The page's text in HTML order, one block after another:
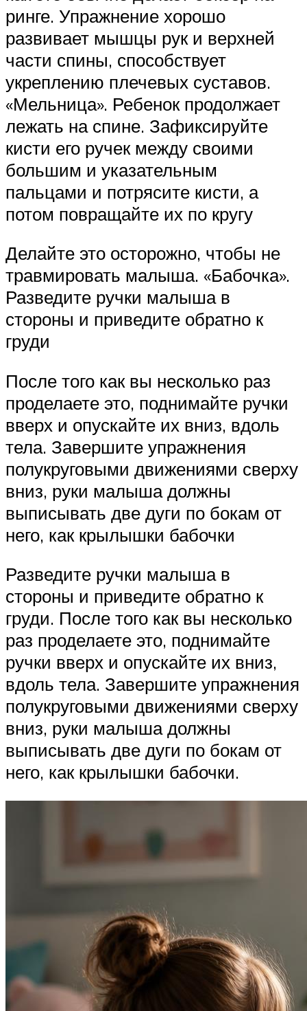
ринге. Упражнение хорошо
развивает мышцы рук и верхней
части спины, способствует
укреплению плечевых суставов.
«Мельница». Ребенок продолжает
лежать на спине. Зафиксируйте
кисти его ручек между своими
большим и указательным
пальцами и потрясите кисти, а
потом повращайте их по кругу
Делайте это осторожно, чтобы не
травмировать малыша. «Бабочка».
Разведите ручки малыша в
стороны и приведите обратно к
груди
После того как вы несколько раз
проделаете это, поднимайте ручки
вверх и опускайте их вниз, вдоль
тела. Завершите упражнения
полукруговыми движениями сверху
вниз, руки малыша должны
выписывать две дуги по бокам от
него, как крылышки бабочки
Разведите ручки малыша в
стороны и приведите обратно к
груди. После того как вы несколько
раз проделаете это, поднимайте
ручки вверх и опускайте их вниз,
вдоль тела. Завершите упражнения
полукруговыми движениями сверху
вниз, руки малыша должны
выписывать две дуги по бокам от
него, как крылышки бабочки.